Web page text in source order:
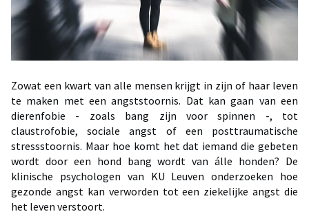
Zowat een kwart van alle mensen krijgt in zijn of haar leven
te maken met een angststoornis. Dat kan gaan van een
dierenfobie - zoals bang zijn voor spinnen -, tot
claustrofobie, sociale angst of een posttraumatische
stressstoornis. Maar hoe komt het dat iemand die gebeten
wordt door een hond bang wordt van álle honden? De
klinische psychologen van KU Leuven onderzoeken hoe
gezonde angst kan verworden tot een ziekelijke angst die
het leven verstoort.